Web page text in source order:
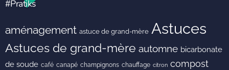
#Pratiks
aménagement astuce de grand-mère Astuces
Astuces de grand-mère automne bicarbonate
de soude café canapé champignons chauffage citron compost